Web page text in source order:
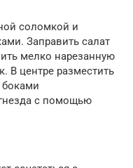
соломкой и
Заправить салат
мелко нарезанную
В центре разместить
с помощью